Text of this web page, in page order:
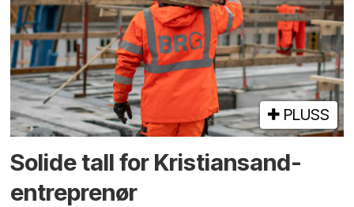
PLUSS
Solide tall for Kristiansand-
entreprenør